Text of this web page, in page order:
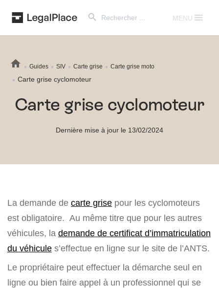
for:
MENU
Guides SIV Carte grise Carte grise moto
Carte grise cyclomoteur
Carte grise cyclomoteur
Dernière mise à jour le 13/02/2024
La demande de carte grise pour les cyclomoteurs
est obligatoire. Au même titre que pour les autres
véhicules, la demande de certificat d’immatriculation
du véhicule s’effectue en ligne sur le site de l’ANTS.
Le propriétaire peut effectuer la démarche seul en
ligne ou bien faire appel à un professionnel qui se